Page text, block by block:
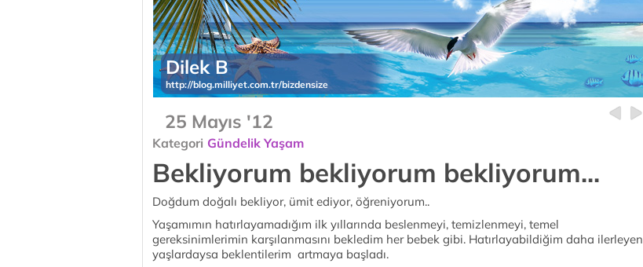
Dilek B
http://blog.milliyet.com.tr/bizdensize
25 Mayıs '12
Kategori Gündelik Yaşam
Bekliyorum bekliyorum bekliyorum...
Doğdum doğalı bekliyor, ümit ediyor, öğreniyorum..
Yaşamımın hatırlayamadığım ilk yıllarında beslenmeyi, temizlenmeyi, temel
gereksinimlerimin karşılanmasını bekledim her bebek gibi. Hatırlayabildiğim daha ilerleyen
yaşlardaysa beklentilerim artmaya başladı.